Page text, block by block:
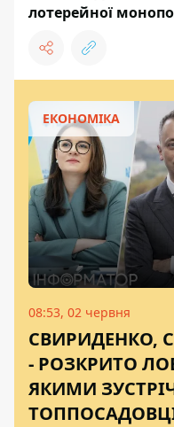
лотерейної
ЕКОНОМІКА
08:53, 02 червня
СВИРИДЕНКО,
- РОЗКРИТО
ЯКИМИ